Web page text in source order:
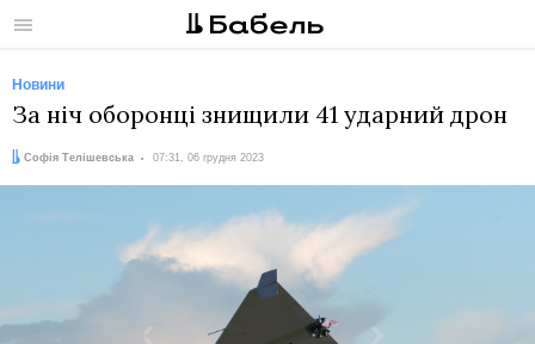
Меню
Новини
За ніч оборонці знищили 41 ударний дрон
Автор:
Софія Телішевська
Дата: 07:31, 06 грудня 2023